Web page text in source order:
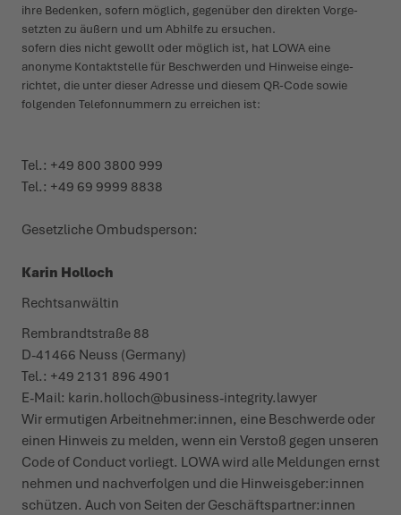
ihre Bedenken, sofern möglich, gegenüber den direkten Vorge­­
setzten zu äußern und um Abhilfe zu ersuchen.
sofern dies nicht gewollt oder möglich ist, hat LOWA eine
anonyme Kontak­t­­stelle für Beschwerden und Hinweise einge­
richtet, die unter dieser Adresse und diesem QR-Code sowie
folgenden Tele­­fon­­nummern zu erreichen ist:
Tel.: +49 800 3800 999
Tel.: +49 69 9999 8838
Gesetzliche Ombuds­person:
Karin Holloch
Rechts­an­wältin
Rembrandtstraße 88
D-41466 Neuss (Germany)
Tel.: +49 2131 896 4901
E-Mail: karin.holloch@business-integrity.lawyer
Wir ermutigen Arbeit­­nehmer:innen, eine Beschwerde oder
einen Hinweis zu melden, wenn ein Verstoß gegen unseren
Code of Conduct vorliegt. LOWA wird alle Meldungen ernst
nehmen und nach­ver­­­folgen und die Hinweisgeber:innen
schützen. Auch von Seiten der Geschäft­s­­partner:innen